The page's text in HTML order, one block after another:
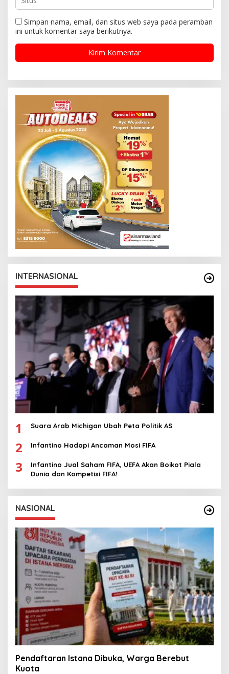
Simpan nama, email, dan situs web saya pada peramban
ini untuk komentar saya berikutnya.
INTERNASIONAL
1 Suara Arab Michigan Ubah Peta Politik AS
2 Infantino Hadapi Ancaman Mosi FIFA
3
Infantino Jual Saham FIFA, UEFA Akan Boikot Piala
Dunia dan Kompetisi FIFA!
NASIONAL
Pendaftaran Istana Dibuka, Warga Berebut
Kuota